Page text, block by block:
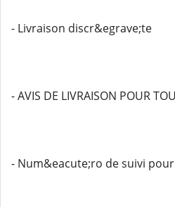
- Livraison discr&egrave;te
- AVIS DE LIVRAISON POUR
- Num&eacute;ro de suivi